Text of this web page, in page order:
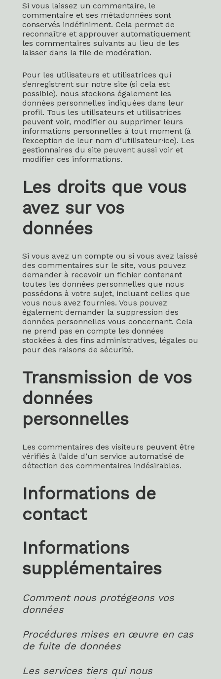
Si vous laissez un commentaire, le
commentaire et ses métadonnées sont
conservés indéfiniment. Cela permet de
reconnaître et approuver automatiquement
les commentaires suivants au lieu de les
laisser dans la file de modération.
Pour les utilisateurs et utilisatrices qui
s’enregistrent sur notre site (si cela est
possible), nous stockons également les
données personnelles indiquées dans leur
profil. Tous les utilisateurs et utilisatrices
peuvent voir, modifier ou supprimer leurs
informations personnelles à tout moment (à
l’exception de leur nom d’utilisateur·ice). Les
gestionnaires du site peuvent aussi voir et
modifier ces informations.
Les droits que vous
avez sur vos
données
Si vous avez un compte ou si vous avez laissé
des commentaires sur le site, vous pouvez
demander à recevoir un fichier contenant
toutes les données personnelles que nous
possédons à votre sujet, incluant celles que
vous nous avez fournies. Vous pouvez
également demander la suppression des
données personnelles vous concernant. Cela
ne prend pas en compte les données
stockées à des fins administratives, légales ou
pour des raisons de sécurité.
Transmission de vos
données
personnelles
Les commentaires des visiteurs peuvent être
vérifiés à l’aide d’un service automatisé de
détection des commentaires indésirables.
Informations de
contact
Informations
supplémentaires
Comment nous protégeons vos
données
Procédures mises en œuvre en cas
de fuite de données
Les services tiers qui nous